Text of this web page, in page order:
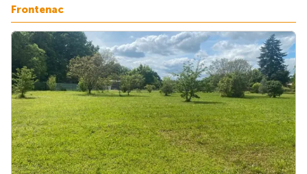
Frontenac